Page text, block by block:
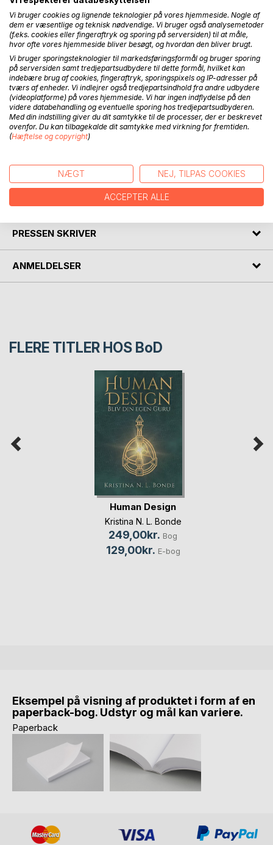
Bogen giver et aktuelt overblik over EU-politik af særlig
betydning for små og mellemstore virksomheder. Den
påpeger problemer, der bør løses, og anviser nogle midler
dertil, mens den på den anden side set også anerkender
positive resultater af EUs lovgivning og politik på en række
områder. Bogen afspejler i vid udstrækning synspunkter,
der på EU-plan repræsenteres af UEAPME, den europ.
organisation for håndværk og små og mellemstore
virksomheder samt af Håndværksrådet. Bogen, der er på
engelsk, vil også være egnet til anvendelse på visse
danske skoler og læreanstalter samt blandt journalister,
den eneste på markedet om det pågældende emne.
PRESSEN SKRIVER
ANMELDELSER
FLERE TITLER HOS BoD
Human Design
Kristina N. L. Bonde
249,00kr. Bog
129,00kr. E-bog
Eksempel på visning af produktet i form af en
paperback-bog. Udstyr og mål kan variere.
Paperback
Vi bruger cookies og lignende teknologier på vores hjemmeside. Nogle af
dem er væsentlige og teknisk nødvendige. Vi bruger også analysemetoder
(f.eks. cookies eller fingeraftryk og sporing på serversiden) til at måle,
hvor ofte vores hjemmeside bliver besøgt, og hvordan den bliver brugt.
Vi bruger sporingsteknologier til markedsføringsformål og bruger sporing
på serversiden samt tredjepartsudbydere til dette formål, hvilket kan
indebære brug af cookies, fingeraftryk, sporingspixels og IP-adresser på
tværs af enheder. Vi indlejrer også tredjepartsindhold fra andre udbydere
(videoplatforme) på vores hjemmeside. Vi har ingen indflydelse på den
videre databehandling og eventuelle sporing hos tredjepartsudbyderen.
Med din indstilling giver du dit samtykke til de processer, der er beskrevet
ovenfor. Du kan tilbagekalde dit samtykke med virkning for fremtiden.
(Hæftelse og copyright)
NÆGT NEJ, TILPAS COOKIES
ACCEPTER ALLE